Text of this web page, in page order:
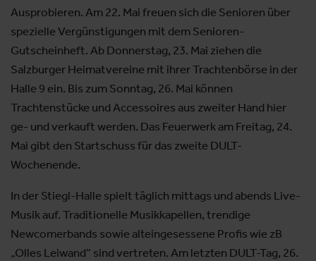
Ausprobieren. Am 22. Mai freuen sich die Senioren über
spezielle Vergünstigungen mit dem Senioren-
Gutscheinheft. Ab Donnerstag, 23. Mai ziehen die
Salzburger Heimatvereine mit ihrer Trachtenbörse in der
Halle 9 ein. Bis zum Sonntag, 26. Mai können
Trachtenstücke und Accessoires aus zweiter Hand hier
ge- und verkauft werden. Das Feuerwerk am Freitag, 24.
Mai gibt den Startschuss für das zweite DULT-
Wochenende.
In der Stiegl-Halle spielt täglich mittags und abends Live-
Musik auf. Traditionelle Musikkapellen, trendige
Newcomerbands sowie alteingesessene Profis wie zB
„Olles Leiwand“ sind vertreten. Am letzten DULT-Tag, 26.